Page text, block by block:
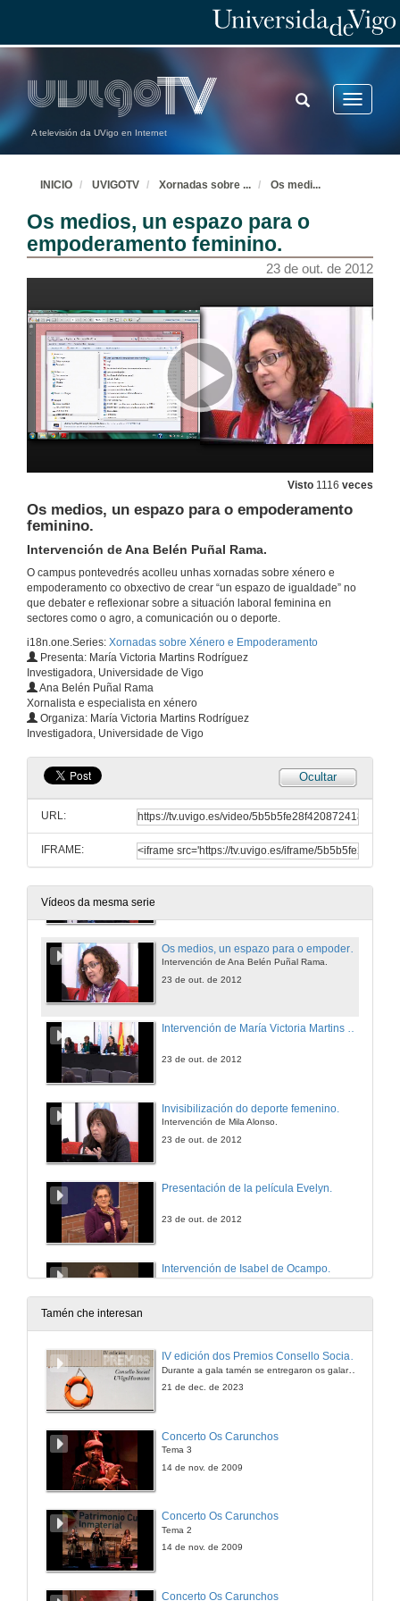
A televisión da UVigo en Internet
Toggle
TOGGLE
SEARCH
INICIO UVIGOTV Xornadas sobre ... Os medi...
Os medios, un espazo para o
empoderamento feminino.
23 de out. de 2012
Visto 1116 veces
Os medios, un espazo para o empoderamento
feminino.
Intervención de Ana Belén Puñal Rama.
O campus pontevedrés acolleu unhas xornadas sobre xénero e
empoderamento co obxectivo de crear “un espazo de igualdade” no
que debater e reflexionar sobre a situación laboral feminina en
sectores como o agro, a comunicación ou o deporte.
i18n.one.Series: Xornadas sobre Xénero e Empoderamento
Presenta: María Victoria Martins Rodríguez
Investigadora, Universidade de Vigo
Ana Belén Puñal Rama
Xornalista e especialista en xénero
Organiza: María Victoria Martins Rodríguez
Investigadora, Universidade de Vigo
Ocultar
URL:
IFRAME:
Vídeos da mesma serie
23 de out. de 2012
Intervención de Anabel González Penín.
23 de out. de 2012
23 de out. de 2012
Presentación das ponentes.
23 de out. de 2012
Intervención de Isabel Vilalba Seoane.
Intervención de Ana Belén Puñal Rama.
23 de out. de 2012
Intervención de María Victoria Martins Rodríguez.
23 de out. de 2012
Invisibilización do deporte femenino.
Intervención de Mila Alonso.
23 de out. de 2012
Presentación de la película Evelyn.
23 de out. de 2012
Intervención de Isabel de Ocampo.
23 de out. de 2012
Tamén che interesan
IV edición dos Premios Consello Social UVigo Humana
Durante a gala tamén se entregaron os galardóns aos mellores TFG e TFM en materia de Axenda 2030
21 de dec. de 2023
Concerto Os Carunchos
Tema 3
14 de nov. de 2009
Concerto Os Carunchos
Tema 2
14 de nov. de 2009
Concerto Os Carunchos